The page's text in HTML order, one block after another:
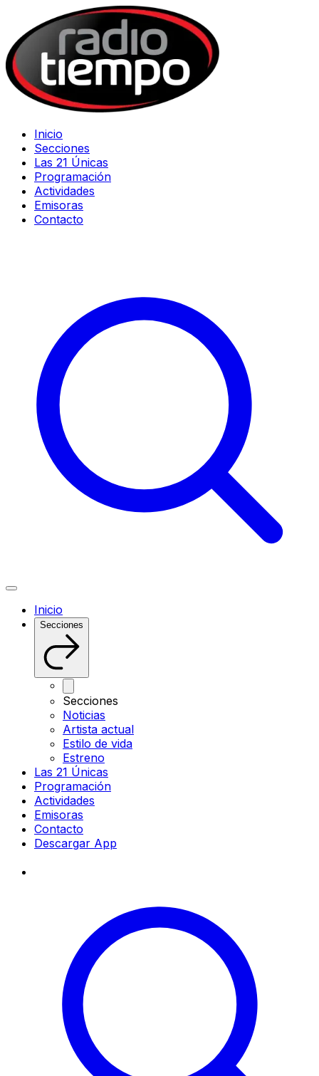
Inicio
Secciones
Las 21 Únicas
Programación
Actividades
Emisoras
Contacto
Inicio
Secciones
Secciones
Noticias
Artista actual
Estilo de vida
Estreno
Las 21 Únicas
Programación
Actividades
Emisoras
Contacto
Descargar App